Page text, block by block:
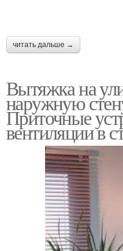
читать дальше →
Вытяжка на
наружную
Приточные
вентиляции в